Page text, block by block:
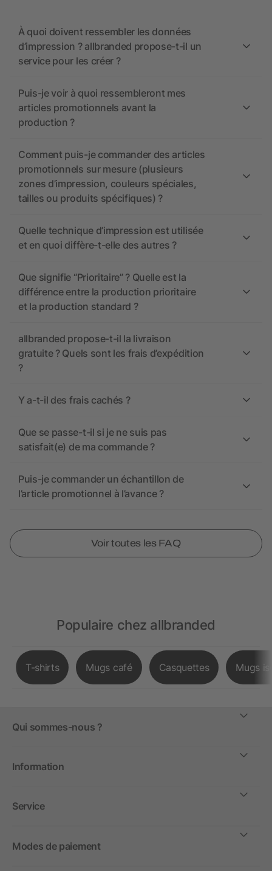
À quoi doivent ressembler les données
d’impression ? allbranded propose-t-il un
service pour les créer ?
Puis-je voir à quoi ressembleront mes
articles promotionnels avant la
production ?
Comment puis-je commander des articles
promotionnels sur mesure (plusieurs
zones d’impression, couleurs spéciales,
tailles ou produits spécifiques) ?
Quelle technique d’impression est utilisée
et en quoi diffère-t-elle des autres ?
Que signifie “Prioritaire” ? Quelle est la
différence entre la production prioritaire
et la production standard ?
allbranded propose-t-il la livraison
gratuite ? Quels sont les frais d’expédition
?
Y a-t-il des frais cachés ?
Que se passe-t-il si je ne suis pas
satisfait(e) de ma commande ?
Puis-je commander un échantillon de
l’article promotionnel à l’avance ?
Voir toutes les FAQ
Populaire chez allbranded
T-shirts Mugs café Casquettes Mugs
Qui sommes-nous ?
Information
Service
Modes de paiement